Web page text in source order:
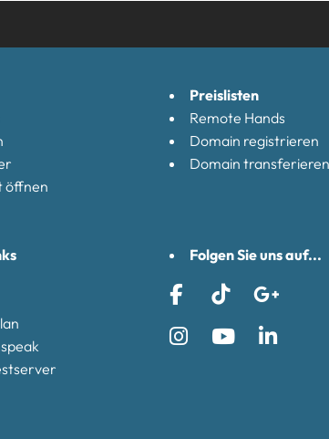
öffnen
Preislisten
Remote Hands
Domain registrieren
Domain transferieren
Folgen Sie uns auf...